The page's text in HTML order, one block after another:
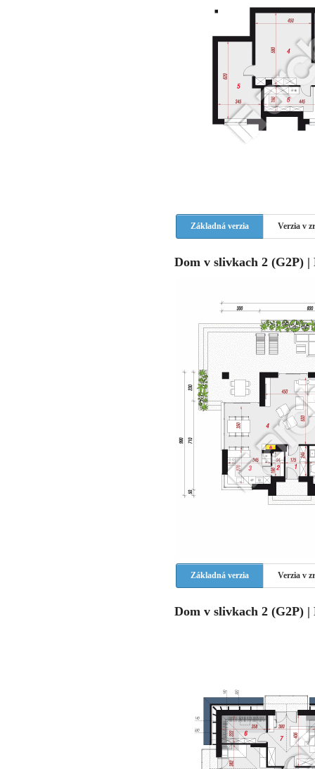
Základná verzia Verzia v
Dom v slivkach 2 (G2P) |
Základná verzia Verzia v
Dom v slivkach 2 (G2P)